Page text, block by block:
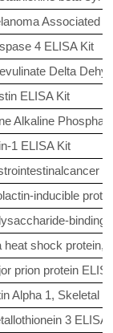
Associated
4 ELISA Kit
Delta
ELISA Kit
Alkaline
1 ELISA Kit
inducible
binding
heat shock protein,
prion protein
Alpha 1, Skeletal
3 ELISA